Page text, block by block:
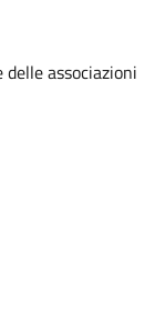
associazioni